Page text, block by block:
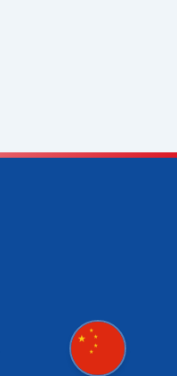
★
★
★
★
★